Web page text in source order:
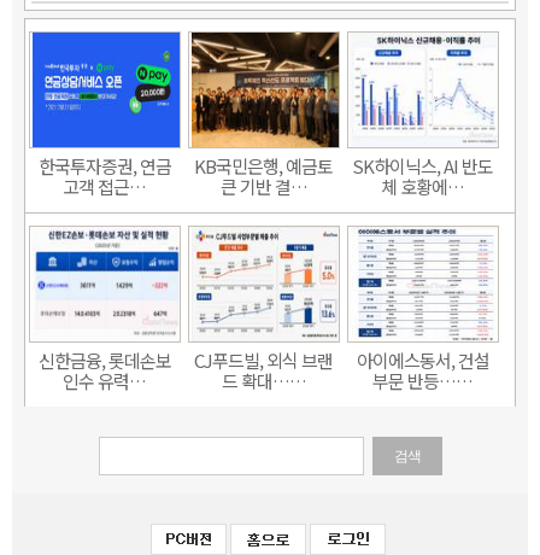
한국투자증권, 연금
고객 접근…
KB국민은행, 예금토
큰 기반 결…
SK하이닉스, AI 반도
체 호황에…
신한금융, 롯데손보
인수 유력…
CJ푸드빌, 외식 브랜
드 확대……
아이에스동서, 건설
부문 반등……
검색